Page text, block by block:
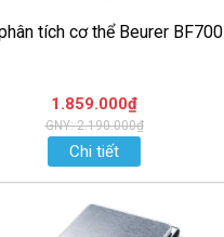
tích cơ thể Beurer BF700
1.859.000₫
GNY: 2.190.000₫
Chi tiết